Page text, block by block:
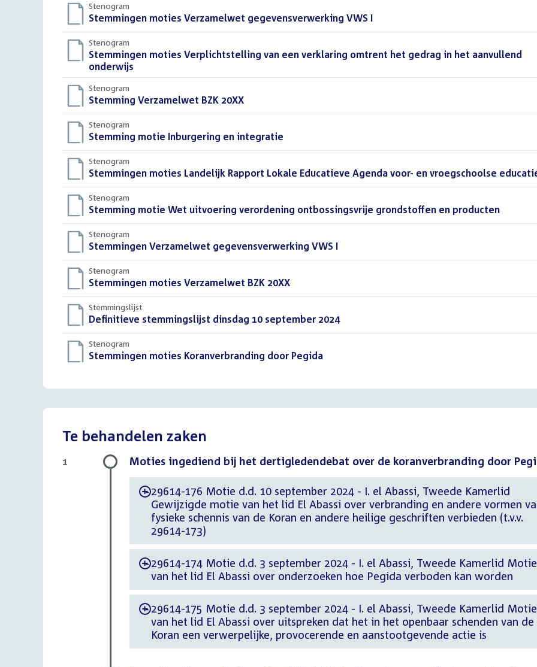
Stenogram
Download
bestand:
Stemmingen moties Verzamelwet gegevensverwerking VWS I
Stenogram
Download
bestand:
Stemmingen moties Verplichtstelling van een verklaring omtrent het gedrag in het aanvullend
onderwijs
Stenogram
Download
bestand:
Stemming Verzamelwet BZK 20XX
Stenogram
Download
bestand:
Stemming motie Inburgering en integratie
Stenogram
Download
bestand:
Stemmingen moties Landelijk Rapport Lokale Educatieve Agenda voor- en vroegschoolse
Stenogram
Download
bestand:
Stemming motie Wet uitvoering verordening ontbossingsvrije grondstoffen en producten
Stenogram
Download
bestand:
Stemmingen Verzamelwet gegevensverwerking VWS I
Stenogram
Download
bestand:
Stemmingen moties Verzamelwet BZK 20XX
Stemmingslijst
Download
bestand:
Definitieve stemmingslijst dinsdag 10 september 2024()
Stenogram
Download
Stemmingen moties Koranverbranding door Pegida
Te behandelen zaken
Moties ingediend bij het dertigledendebat over de koranverbranding door
-29614-176 Motie d.d. 10 september 2024 - I. el Abassi, Tweede Kamerlid
Gewijzigde motie van het lid El Abassi over verbranding en andere vormen
fysieke schennis van de Koran en andere heilige geschriften verbieden (t.v.v.
29614-173)
-29614-174 Motie d.d. 3 september 2024 - I. el Abassi, Tweede Kamerlid Motie
van het lid El Abassi over onderzoeken hoe Pegida verboden kan worden
-29614-175 Motie d.d. 3 september 2024 - I. el Abassi, Tweede Kamerlid Motie
van het lid El Abassi over uitspreken dat het in het openbaar schenden van de
Koran een verwerpelijke, provocerende en aanstootgevende actie is
1